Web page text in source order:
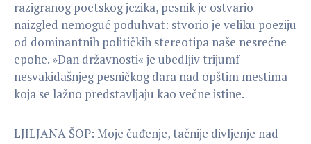
razigranog poetskog jezika, pesnik je ostvario
naizgled nemoguć poduhvat: stvorio je veliku poeziju
od dominantnih političkih stereotipa naše nesrećne
epohe. »Dan državnosti« je ubedljiv trijumf
nesvakidašnjeg pesničkog dara nad opštim mestima
koja se lažno predstavljaju kao večne istine.
LJILJANA ŠOP: Moje čuđenje, tačnije divljenje nad